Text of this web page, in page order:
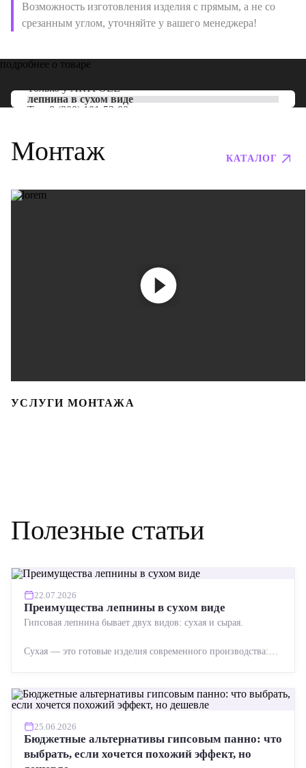
Возможность изготовления изделия с прямым, а не со
срезанным углом, уточняйте у вашего менеджера!
подробнее о товаре
Только уARTPOLE
лепнина в сухом виде
Тел: 8 (800) 101-53-00
Монтаж КАТАЛОГ
УСЛУГИ МОНТАЖА
Полезные статьи
22.07.2026
Преимущества лепнины в сухом виде
Гипсовая лепнина бывает двух видов: сухая и сырая.
Сухая — это готовые изделия современного производства:
25.06.2026
Бюджетные альтернативы гипсовым панно: что
выбрать, если хочется похожий эффект, но